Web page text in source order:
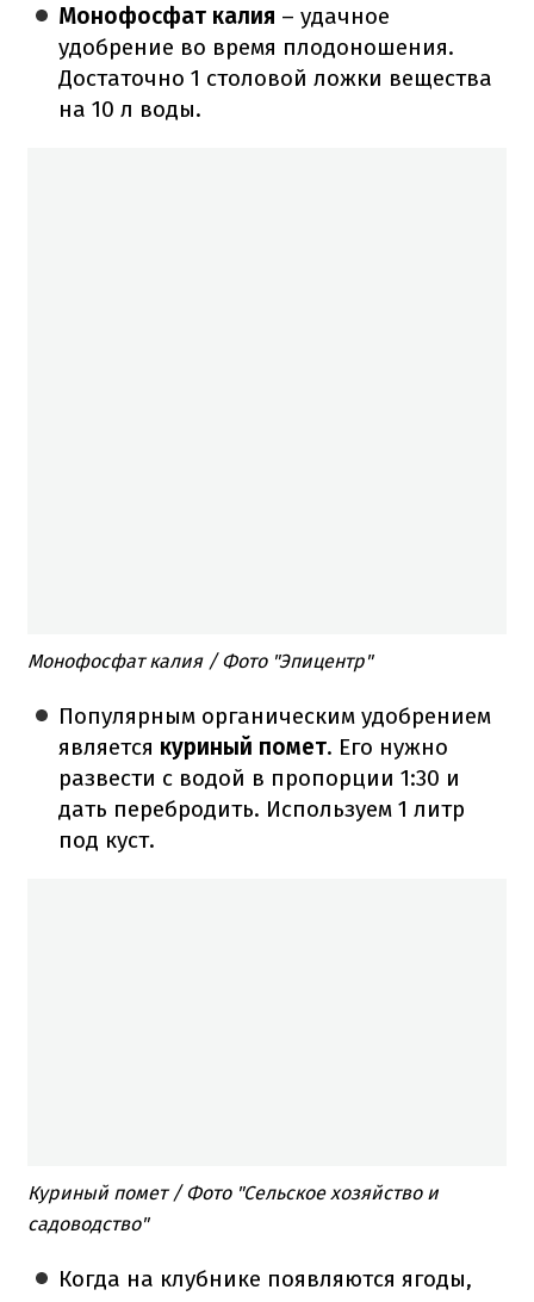
Монофосфат калия – удачное
удобрение во время плодоношения.
Достаточно 1 столовой ложки вещества
на 10 л воды.
Монофосфат калия / Фото "Эпицентр"
Популярным органическим удобрением
является куриный помет. Его нужно
развести с водой в пропорции 1:30 и
дать перебродить. Используем 1 литр
под куст.
Куриный помет / Фото "Сельское хозяйство и
садоводство"
Когда на клубнике появляются ягоды,